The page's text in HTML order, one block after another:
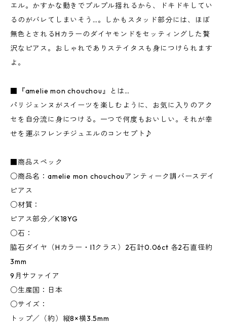
エル。かすかな動きでプルプル揺れるから、ドキドキしてい
るのがバレてしまいそう…。しかもスタッド部分には、ほぼ
無色とされるHカラーのダイヤモンドをセッティングした贅
沢なピアス。おしゃれでありステイタスも身につけられます
よ。
■『amelie mon chouchou』とは…
パリジェンヌがスイーツを楽しむように、お気に入りのアク
セを自分流に身につける。一つで何度もおいしい。それが幸
せを運ぶフレンチジュエルのコンセプト♪
■商品スペック
○商品名：amelie mon chouchouアンティーク調バースデイ
ピアス
○材質：
ピアス部分／K18YG
○石：
脇石ダイヤ（Hカラー・I1クラス）2石計0.06ct 各2石直径約
3mm
9月サファイア
○生産国：日本
○サイズ：
トップ／（約）縦8×横3.5mm